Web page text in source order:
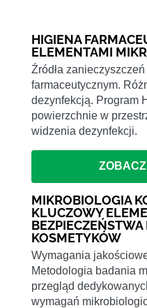
HIGIENA
ELEMENTAMI
Źródła
farmaceutycznym.
dezynfekcją. Program
powierzchnie w
widzenia dezynfekcji.
MIKROBIOLOGIA
KLUCZOWY
BEZPIECZEŃSTWA
KOSMETYKÓW
Wymagania
Metodologia badania
przegląd
wymagań